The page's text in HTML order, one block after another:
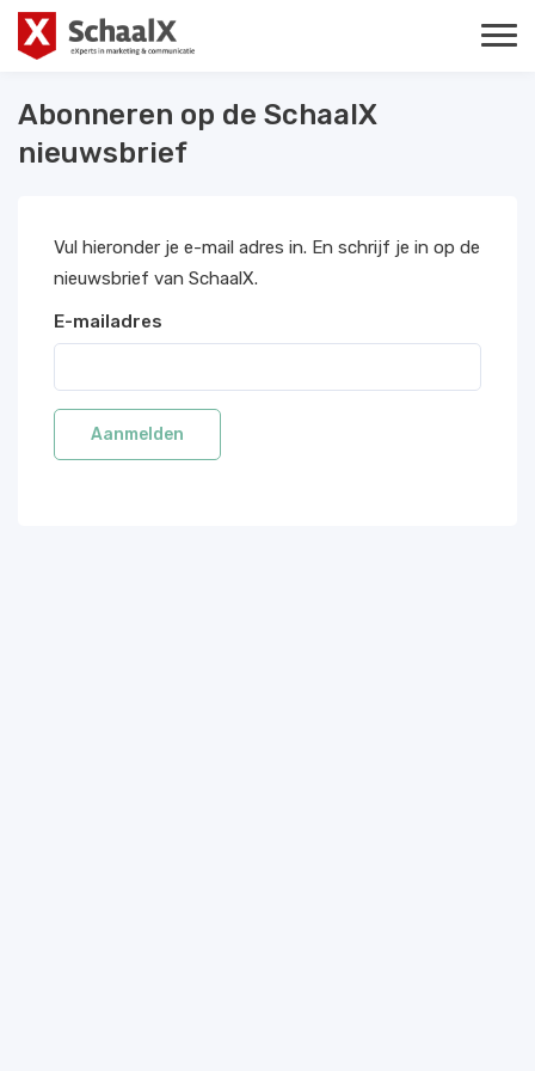
Abonneren op de SchaalX
nieuwsbrief
Vul hieronder je e-mail adres in. En schrijf je in op de
nieuwsbrief van SchaalX.
E-mailadres